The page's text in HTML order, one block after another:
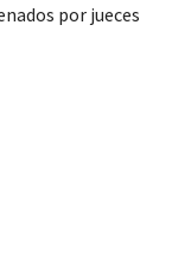
por jueces